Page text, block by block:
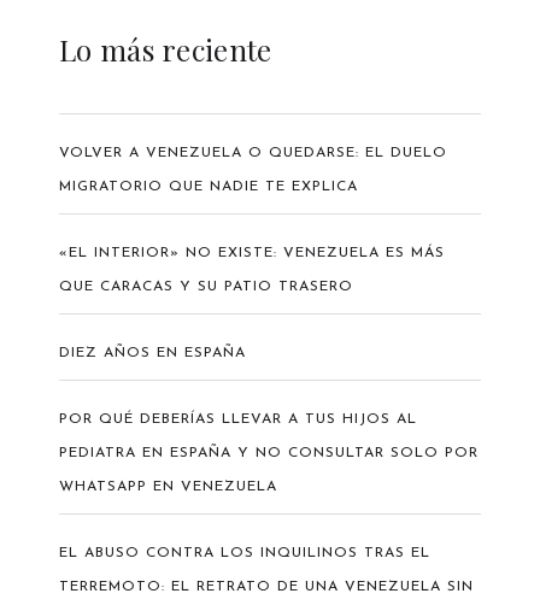
Lo más reciente
VOLVER A VENEZUELA O QUEDARSE: EL DUELO
MIGRATORIO QUE NADIE TE EXPLICA
«EL INTERIOR» NO EXISTE: VENEZUELA ES MÁS
QUE CARACAS Y SU PATIO TRASERO
DIEZ AÑOS EN ESPAÑA
POR QUÉ DEBERÍAS LLEVAR A TUS HIJOS AL
PEDIATRA EN ESPAÑA Y NO CONSULTAR SOLO POR
WHATSAPP EN VENEZUELA
EL ABUSO CONTRA LOS INQUILINOS TRAS EL
TERREMOTO: EL RETRATO DE UNA VENEZUELA SIN